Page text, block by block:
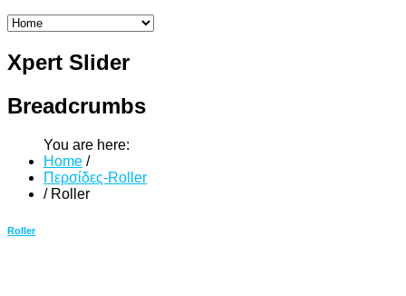
Xpert Slider
Breadcrumbs
You are here:
Home /
Περσίδες-Roller
/ Roller
Roller